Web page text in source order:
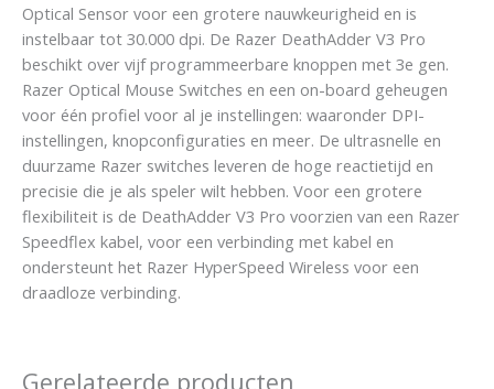
Optical Sensor voor een grotere nauwkeurigheid en is
instelbaar tot 30.000 dpi. De Razer DeathAdder V3 Pro
beschikt over vijf programmeerbare knoppen met 3e gen.
Razer Optical Mouse Switches en een on-board geheugen
voor één profiel voor al je instellingen: waaronder DPI-
instellingen, knopconfiguraties en meer. De ultrasnelle en
duurzame Razer switches leveren de hoge reactietijd en
precisie die je als speler wilt hebben. Voor een grotere
flexibiliteit is de DeathAdder V3 Pro voorzien van een Razer
Speedflex kabel, voor een verbinding met kabel en
ondersteunt het Razer HyperSpeed Wireless voor een
draadloze verbinding.
Gerelateerde producten